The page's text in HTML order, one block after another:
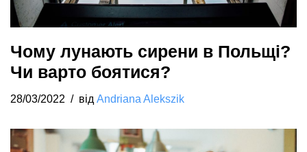
Чому лунають сирени в Польщі?
Чи варто боятися?
28/03/2022 від Andriana Alekszik